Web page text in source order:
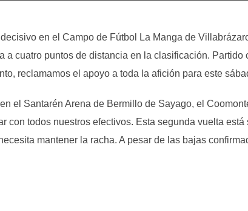
en el Campo de Fútbol La Manga de
a cuatro puntos de distancia en la clasificación.
reclamamos el apoyo a toda la afición para este
el Santarén Arena de Bermillo de Sayago, el
con todos nuestros efectivos. Esta segunda vuelta
mantener la racha. A pesar de las bajas